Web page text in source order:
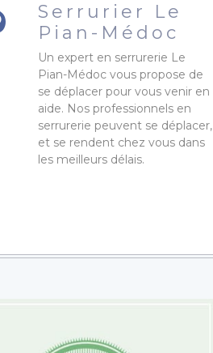
Serrurier Le
Pian-Médoc
Un expert en serrurerie Le
Pian-Médoc vous propose de
se déplacer pour vous venir en
aide. Nos professionnels en
serrurerie peuvent se déplacer,
et se rendent chez vous dans
les meilleurs délais.